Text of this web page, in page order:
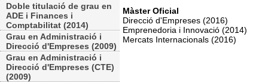
Doble titulació de grau en
ADE i Finances i
Comptabilitat (2014)
Grau en Administració i
Direcció d'Empreses (2009)
Grau en Administració i
Direcció d'Empreses (CTE)
(2009)
Màster Oficial
Direcció d'Empreses (2016)
Emprenedoria i Innovació (2014)
Mercats Internacionals (2016)